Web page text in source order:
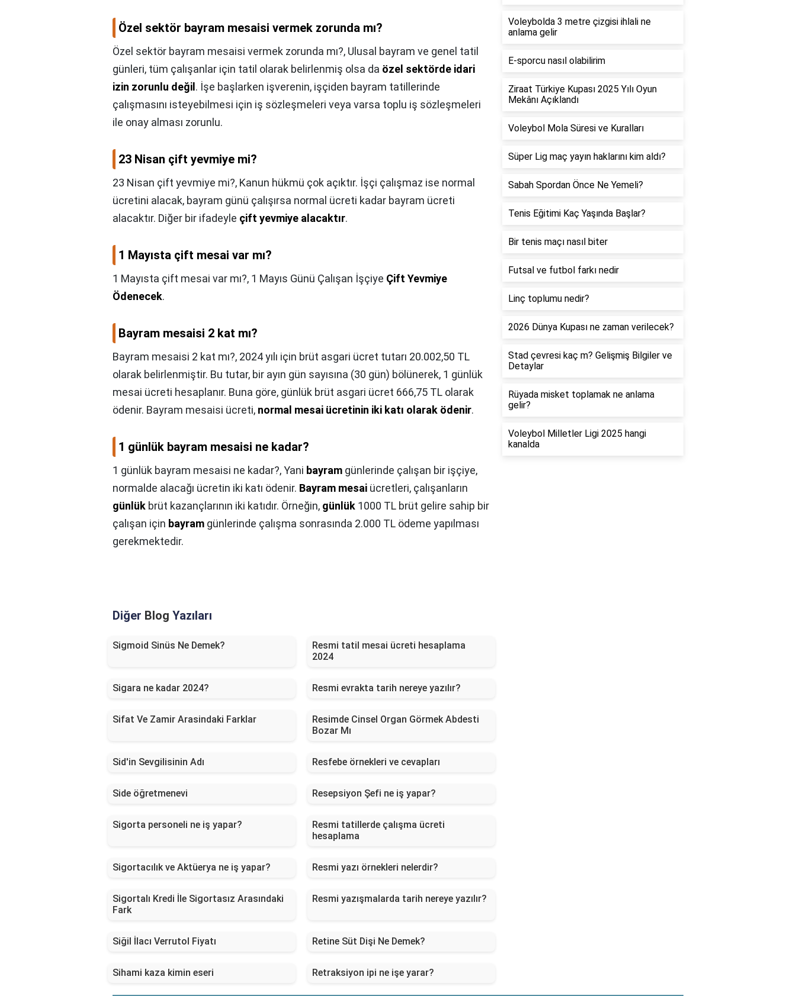
Özel sektör bayram mesaisi vermek zorunda mı?
Özel sektör bayram mesaisi vermek zorunda mı?, Ulusal bayram ve genel tatil
günleri, tüm çalışanlar için tatil olarak belirlenmiş olsa da özel sektörde idari
izin zorunlu değil . İşe başlarken işverenin, işçiden bayram tatillerinde
çalışmasını isteyebilmesi için iş sözleşmeleri veya varsa toplu iş sözleşmeleri
ile onay alması zorunlu.
23 Nisan çift yevmiye mi?
23 Nisan çift yevmiye mi?, Kanun hükmü çok açıktır. İşçi çalışmaz ise normal
ücretini alacak, bayram günü çalışırsa normal ücreti kadar bayram ücreti
alacaktır. Diğer bir ifadeyle çift yevmiye alacaktır.
1 Mayısta çift mesai var mı?
1 Mayısta çift mesai var mı?, 1 Mayıs Günü Çalışan İşçiye Çift Yevmiye
Ödenecek.
Bayram mesaisi 2 kat mı?
Bayram mesaisi 2 kat mı?, 2024 yılı için brüt asgari ücret tutarı 20.002,50 TL
olarak belirlenmiştir. Bu tutar, bir ayın gün sayısına (30 gün) bölünerek, 1 günlük
mesai ücreti hesaplanır. Buna göre, günlük brüt asgari ücret 666,75 TL olarak
ödenir. Bayram mesaisi ücreti, normal mesai ücretinin iki katı olarak ödenir.
1 günlük bayram mesaisi ne kadar?
1 günlük bayram mesaisi ne kadar?,Yani bayram günlerinde çalışan bir işçiye,
normalde alacağı ücretin iki katı ödenir. Bayram mesai ücretleri, çalışanların
günlük brüt kazançlarının iki katıdır. Örneğin, günlük 1000 TL brüt gelire sahip bir
çalışan için bayram günlerinde çalışma sonrasında 2.000 TL ödeme yapılması
gerekmektedir.
Diğer Blog Yazıları
Sigmoid Sinüs Ne Demek?
Resmi tatil mesai ücreti hesaplama
2024
Sigara ne kadar 2024? Resmi evrakta tarih nereye yazılır?
Sifat Ve Zamir Arasindaki Farklar
Resimde Cinsel Organ Görmek Abdesti
Bozar Mı
Sid'in Sevgilisinin Adı Resfebe örnekleri ve cevapları
Side öğretmenevi Resepsiyon Şefi ne iş yapar?
Sigorta personeli ne iş yapar?
Resmi tatillerde çalışma ücreti
hesaplama
Sigortacılık ve Aktüerya ne iş yapar? Resmi yazı örnekleri nelerdir?
Sigortalı Kredi İle Sigortasız Arasındaki
Fark
Resmi yazışmalarda tarih nereye yazılır?
Siğil İlacı Verrutol Fiyatı Retine Süt Dişi Ne Demek?
Sihami kaza kimin eseri Retraksiyon ipi ne işe yarar?
Voleybolda 3 metre çizgisi ihlali ne
anlama gelir
E-sporcu nasıl olabilirim
Ziraat Türkiye Kupası 2025 Yılı Oyun
Mekânı Açıklandı
Voleybol Mola Süresi ve Kuralları
Süper Lig maç yayın haklarını kim aldı?
Sabah Spordan Önce Ne Yemeli?
Tenis Eğitimi Kaç Yaşında Başlar?
Bir tenis maçı nasıl biter
Futsal ve futbol farkı nedir
Linç toplumu nedir?
2026 Dünya Kupası ne zaman verilecek?
Stad çevresi kaç m? Gelişmiş Bilgiler ve
Detaylar
Rüyada misket toplamak ne anlama
gelir?
Voleybol Milletler Ligi 2025 hangi
kanalda